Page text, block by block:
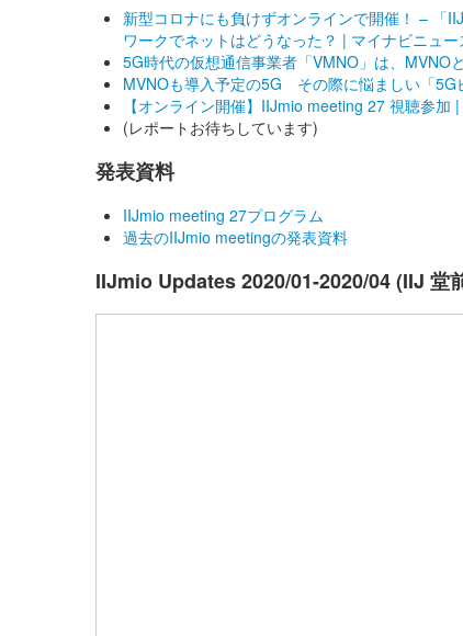
新型コロナにも負けずオンラインで開催！ – 「
ワークでネットはどうなった？ | マイナビニュー
5G時代の仮想通信事業者「VMNO」は、
MVNOも導入予定の5G その際に悩ましい「
【オンライン開催】IIJmio meeting 27 視聴参
(レポートお待ちしています)
発表資料
IIJmio meeting 27プログラム
過去のIIJmio meetingの発表資料
IIJmio Updates 2020/01-2020/04 (IIJ 堂